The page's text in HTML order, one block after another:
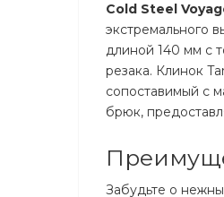
Cold Steel
экстремального
длиной 140 мм с
резака. Клинок
сопоставимый с
брюк,
Забудьте о